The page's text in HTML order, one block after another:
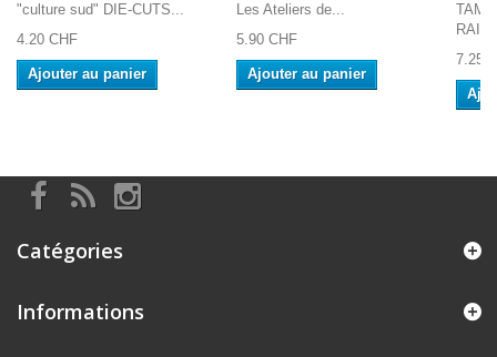
"culture sud" DIE-CUTS...
4.20 CHF
Ajouter au panier
Les Ateliers de...
5.90 CHF
Ajouter au panier
7.25
Catégories
Informations